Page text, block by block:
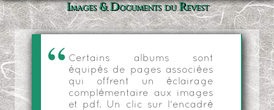
Images & Documents du Revest
Certains albums sont
équipés de pages associées
qui offrent un éclairage
complémentaire aux images
et pdf. Un clic sur l'encadré